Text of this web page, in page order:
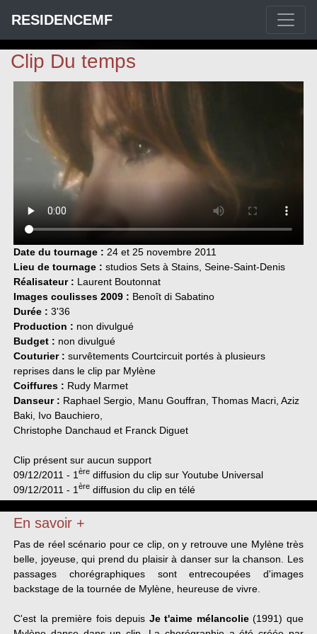
RESIDENCEMF
Clip Du temps
Date du tournage : 24 et 25 novembre 2011
Lieu de tournage : studios Sets à Stains, Seine-Saint-Denis
Réalisateur : Laurent Boutonnat
Images coulisses 2009 : Benoît di Sabatino
Durée : 3'36
Production : non divulgué
Budget : non divulgué
Couturier : survêtements Courtcircuit portés à plusieurs
reprises dans le clip par Mylène
Coiffures : Rudy Marmet
Danseur : Raphael Sergio, Manu Gouffran, Thomas Macri, Aziz
Baki, Ivo Bauchiero,
Christophe Danchaud et Franck Diguet
Clip présent sur aucun support
09/12/2011 - 1 ère diffusion du clip sur Youtube Universal
09/12/2011 - 1 ère diffusion du clip en télé
En savoir +
Pas de réel scénario pour ce clip, on y retrouve une Mylène très
belle, joyeuse, qui prend du plaisir à danser sur la chanson. Les
passages chorégraphiques sont entrecoupées d'images
backstage de la tournée de Mylène, heureuse de vivre.
C'est la première fois depuis Je t'aime mélancolie(1991) que